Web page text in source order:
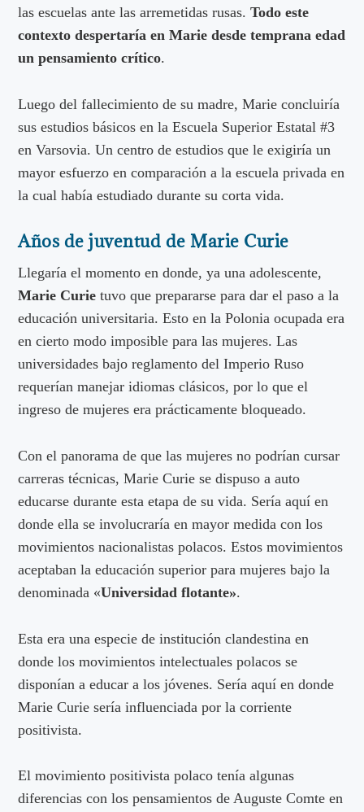
las escuelas ante las arremetidas rusas.Todo este
contexto despertaría en Marie desde temprana edad
un pensamiento crítico.
Luego del fallecimiento de su madre, Marie concluiría
sus estudios básicos en la Escuela Superior Estatal #3
en Varsovia. Un centro de estudios que le exigiría un
mayor esfuerzo en comparación a la escuela privada en
la cual había estudiado durante su corta vida.
Años de juventud de Marie Curie
Llegaría el momento en donde, ya una adolescente,
Marie Curie tuvo que prepararse para dar el paso a la
educación universitaria. Esto en la Polonia ocupada era
en cierto modo imposible para las mujeres. Las
universidades bajo reglamento del Imperio Ruso
requerían manejar idiomas clásicos, por lo que el
ingreso de mujeres era prácticamente bloqueado.
Con el panorama de que las mujeres no podrían cursar
carreras técnicas, Marie Curie se dispuso a auto
educarse durante esta etapa de su vida. Sería aquí en
donde ella se involucraría en mayor medida con los
movimientos nacionalistas polacos. Estos movimientos
aceptaban la educación superior para mujeres bajo la
denominada «Universidad flotante».
Esta era una especie de institución clandestina en
donde los movimientos intelectuales polacos se
disponían a educar a los jóvenes. Sería aquí en donde
Marie Curie sería influenciada por la corriente
positivista.
El movimiento positivista polaco tenía algunas
diferencias con los pensamientos de Auguste Comte en